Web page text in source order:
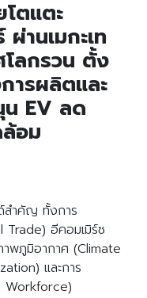
ตแตะ
านเมกะเท
ลกรวน ตั้ง
ารผลิตและ
EV ลด
อม
สำคัญ ทั้งการ
Trade) อีคอมเมิร์ซ
พภูมิอากาศ (Climate
และการ
Workforce)